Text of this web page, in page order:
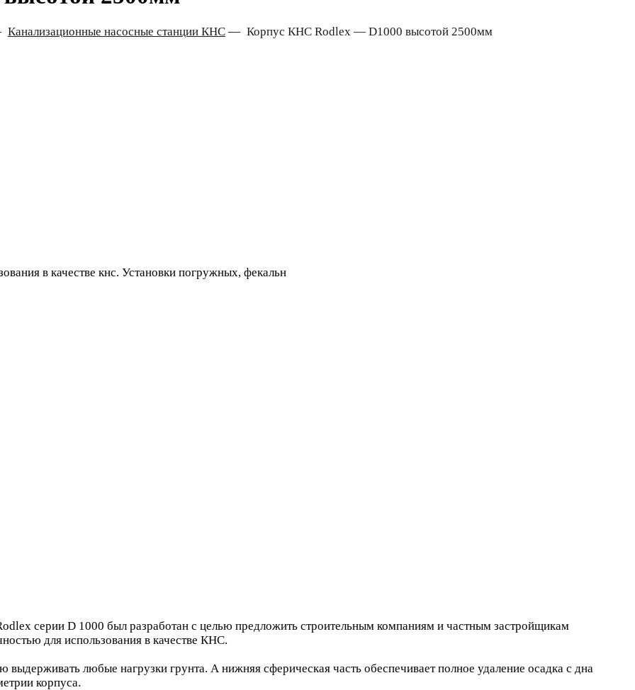
Канализационные насосные станции КНС— Корпус КНС Rodlex — D1000 высотой 2500мм
в качестве кнс. Установки погружных, фекальн
серии D 1000 был разработан с целью предложить строительным компаниям и частным застройщикам
для использования в качестве КНС.
любые нагрузки грунта. А нижняя сферическая часть обеспечивает полное удаление осадка с дна
корпуса.